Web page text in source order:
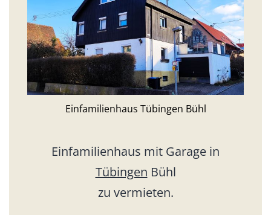
Einfamilienhaus Tübingen Bühl
Einfamilienhaus mit Garage in
Tübingen Bühl
zu vermieten.